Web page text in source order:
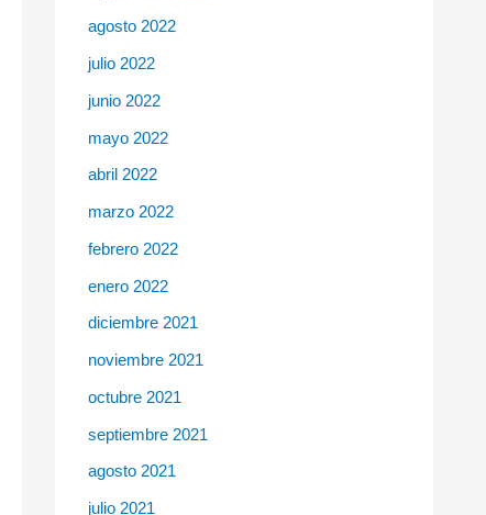
agosto 2022
julio 2022
junio 2022
mayo 2022
abril 2022
marzo 2022
febrero 2022
enero 2022
diciembre 2021
noviembre 2021
octubre 2021
septiembre 2021
agosto 2021
julio 2021